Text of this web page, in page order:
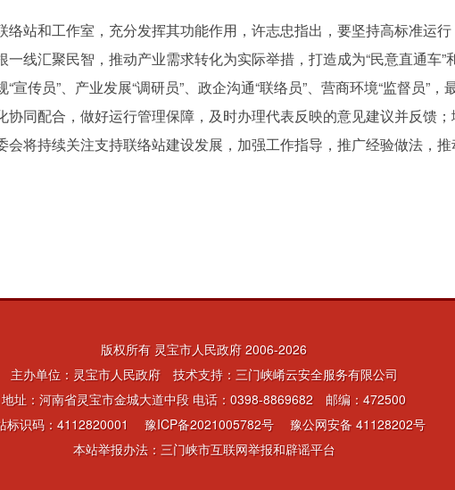
络站和工作室，充分发挥其功能作用，许志忠指出，要坚持高标准运
线汇聚民智，推动产业需求转化为实际举措，打造成为“民意直通车”
宣传员”、产业发展“调研员”、政企沟通“联络员”、营商环境“监督员”
协同配合，做好运行管理保障，及时办理代表反映的意见建议并反馈
会将持续关注支持联络站建设发展，加强工作指导，推广经验做法，推
版权所有 灵宝市人民政府 2006-2026
主办单位：灵宝市人民政府 技术支持：三门峡崤云安全服务有限公司
地址：河南省灵宝市金城大道中段 电话：0398-8869682 邮编：472500
标识码：4112820001 豫ICP备2021005782号
豫公网安备 41128202号
本站举报办法：三门峡市互联网举报和辟谣平台